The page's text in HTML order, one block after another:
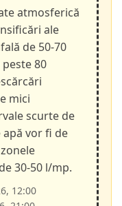
atmosferică
ale
de 50-70
80
mici
scurte de
vor fi de
30-50 l/mp.
12:00